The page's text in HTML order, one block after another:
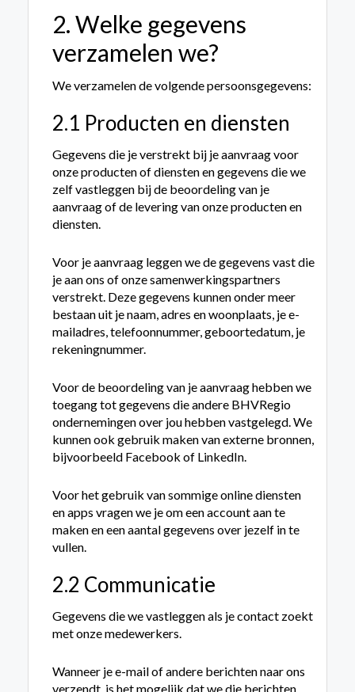
2. Welke gegevens
verzamelen we?
We verzamelen de volgende persoonsgegevens:
2.1 Producten en diensten
Gegevens die je verstrekt bij je aanvraag voor
onze producten of diensten en gegevens die we
zelf vastleggen bij de beoordeling van je
aanvraag of de levering van onze producten en
diensten.
Voor je aanvraag leggen we de gegevens vast die
je aan ons of onze samenwerkingspartners
verstrekt. Deze gegevens kunnen onder meer
bestaan uit je naam, adres en woonplaats, je e-
mailadres, telefoon­nummer, geboortedatum, je
rekening­nummer.
Voor de beoordeling van je aanvraag hebben we
toegang tot gegevens die andere BHVRegio
ondernemingen over jou hebben vastgelegd. We
kunnen ook gebruik maken van externe bronnen,
bijvoorbeeld Facebook of LinkedIn.
Voor het gebruik van sommige online diensten
en apps vragen we je om een account aan te
maken en een aantal gegevens over jezelf in te
vullen.
2.2 Communicatie
Gegevens die we vastleggen als je contact zoekt
met onze medewerkers.
Wanneer je e-mail of andere berichten naar ons
verzendt, is het mogelijk dat we die berichten